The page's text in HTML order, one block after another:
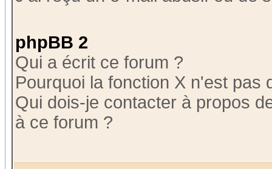
phpBB 2
Qui a écrit ce forum ?
Pourquoi la fonction X n'est pas
Qui dois-je contacter à propos
à ce forum ?